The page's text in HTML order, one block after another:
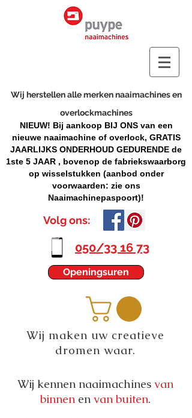
Wij herstellen alle merken naaimachines en
overlockmachines
NIEUW! Bij aankoop BIJ ONS van een
nieuwe naaimachine of overlock, GRATIS
JAARLIJKS ONDERHOUD GEDURENDE de
1ste 5 JAAR , bovenop de fabriekswaarborg
op wisselstukken (aanbod onder
voorwaarden: zie ons
Naaimachinepaspoort)!
Volg ons:
050/33 16 73
Openingsuren
Wij maken uw creatieve
dromen waar.
Wij kennen naaimachines van
binnen en van buiten.